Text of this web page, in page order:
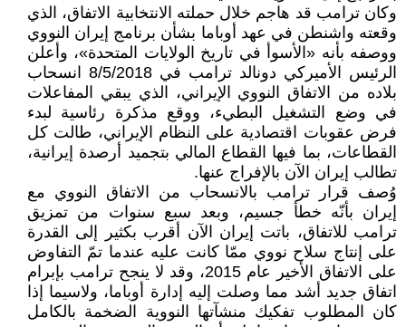
وكان ترامب قد هاجم خلال حملته الانتخابية الاتفاق، الذي
وقعته واشنطن في عهد أوباما بشأن برنامج إيران النووي
ووصفه بأنه «الأسوأ في تاريخ الولايات المتحدة»، وأعلن
الرئيس الأميركي دونالد ترامب في 8/5/2018 انسحاب
بلاده من الاتفاق النووي الإيراني، الذي يبقي المفاعلات
في وضع التشغيل البطيء، ووقع مذكرة رئاسية لبدء
فرض عقوبات اقتصادية على النظام الإيراني، طالت كل
القطاعات، بما فيها القطاع المالي بتجميد أرصدة إيرانية،
تطالب إيران الآن بالإفراج عنها.
وُصف قرار ترامب بالانسحاب من الاتفاق النووي مع
إيران بأنّه خطأ جسيم، وبعد سبع سنوات من تمزيق
ترامب للاتفاق، باتت إيران الآن أقرب بكثير إلى القدرة
على إنتاج سلاح نووي ممّا كانت عليه عندما تمّ التفاوض
على الاتفاق الأخير عام 2015، وقد لا ينجح ترامب بإبرام
اتفاق جديد أشد مما وصلت إليه إدارة أوباما، ولاسيما إذا
كان المطلوب تفكيك منشآتها النووية الضخمة بالكامل